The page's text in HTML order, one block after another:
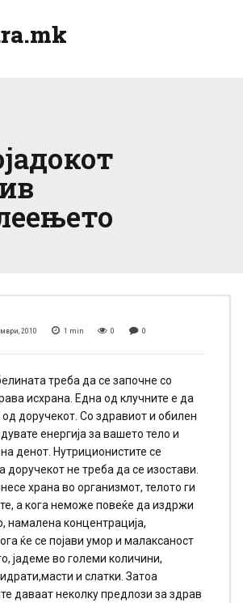
2010 1 min 0 0
треба да се започне со
исхрана. Една од клучните е да
доручекот. Со здравиот и обилен
енергија за вашето тело и
денот. Нутриционистите се
доручекот не треба да се изостави.
храна во организмот, телото ги
а кога неможе повеќе да издржи
намалена концентрација,
ќе се појави умор и малаксаност
јадеме во големи количини,
и слатки. Затоа
даваат неколку предлози за здрав